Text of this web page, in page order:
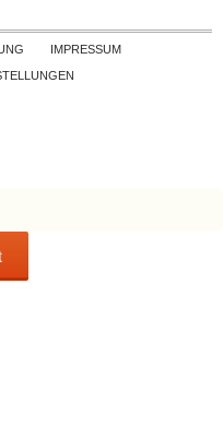
to contentIMPRESSUM